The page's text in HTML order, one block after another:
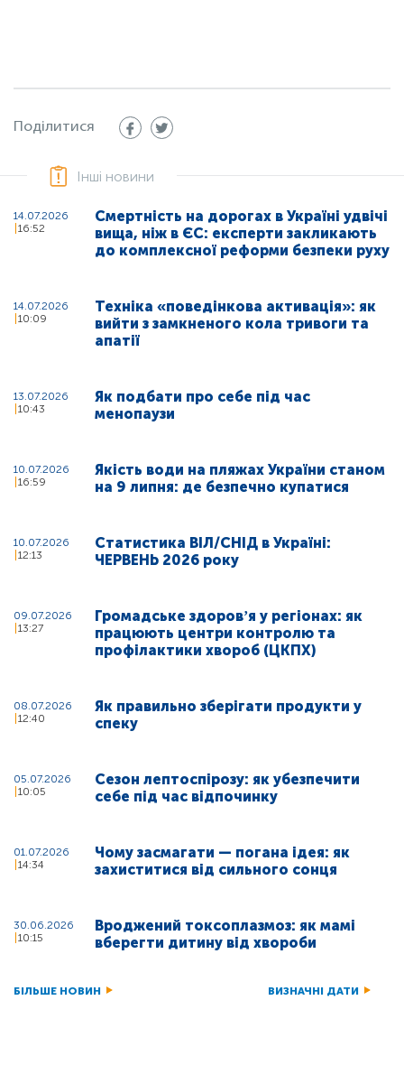
Поділитися
Інші новини
14.07.2026
16:52
Смертність на дорогах в Україні удвічі
вища, ніж в ЄС: експерти закликають
до комплексної реформи безпеки руху
14.07.2026
10:09
Техніка «поведінкова активація»: як
вийти з замкненого кола тривоги та
апатії
13.07.2026
10:43
Як подбати про себе під час
менопаузи
10.07.2026
16:59
Якість води на пляжах України станом
на 9 липня: де безпечно купатися
10.07.2026
12:13
Статистика ВІЛ/СНІД в Україні:
ЧЕРВЕНЬ 2026 року
09.07.2026
13:27
Громадське здоровʼя у регіонах: як
працюють центри контролю та
профілактики хвороб (ЦКПХ)
08.07.2026
12:40
Як правильно зберігати продукти у
спеку
05.07.2026
10:05
Сезон лептоспірозу: як убезпечити
себе під час відпочинку
01.07.2026
14:34
Чому засмагати — погана ідея: як
захиститися від сильного сонця
30.06.2026
10:15
Вроджений токсоплазмоз: як мамі
вберегти дитину від хвороби
БІЛЬШЕ НОВИН ВИЗНАЧНІ ДАТИ